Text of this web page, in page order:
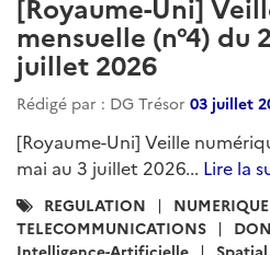
mensuelle (n°4) du
juillet 2026
Rédigé par : DG Trésor 03 juillet
[Royaume-Uni] Veille
mai au 3 juillet 2026... Lire la
Catégories
:
REGULATION NUMERIQUE
TELECOMMUNICATIONS
Intelligence-Artificielle
Spatial